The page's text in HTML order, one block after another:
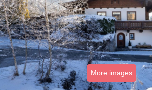
More images